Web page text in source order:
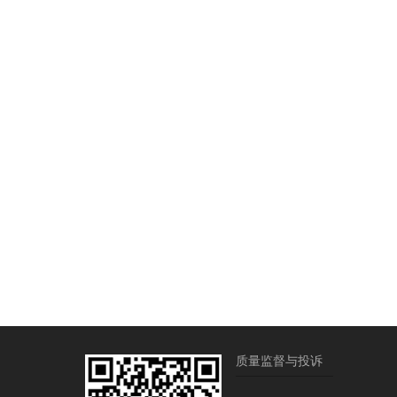
质量监督与投诉